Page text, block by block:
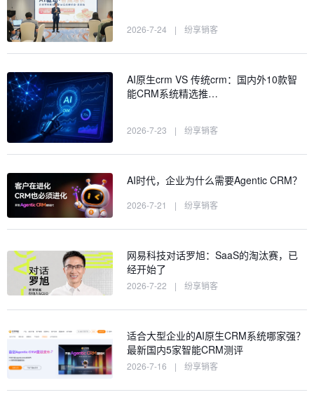
2026-7-24 | 纷享销客
AI原生crm VS 传统crm：国内外10款智
能CRM系统精选推…
2026-7-23 | 纷享销客
AI时代，企业为什么需要Agentic CRM？
2026-7-21 | 纷享销客
网易科技对话罗旭：SaaS的淘汰赛，已
经开始了
2026-7-22 | 纷享销客
适合大型企业的AI原生CRM系统哪家强？
最新国内5家智能CRM测评
2026-7-16 | 纷享销客